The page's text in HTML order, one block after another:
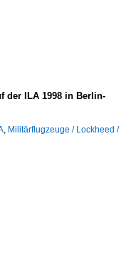
der ILA 1998 in Berlin-
, Militärflugzeuge / Lockheed /